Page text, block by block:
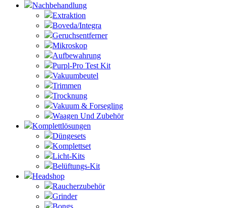
Nachbehandlung
Extraktion
Boveda/Integra
Geruchsentferner
Mikroskop
Aufbewahrung
Purpl-Pro Test Kit
Vakuumbeutel
Trimmen
Trocknung
Vakuum & Forsegling
Waagen Und Zubehör
Komplettlösungen
Düngesets
Komplettset
Licht-Kits
Belüftungs-Kit
Headshop
Raucherzubehör
Grinder
Bongs